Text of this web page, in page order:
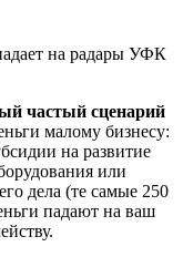
на радары УФК
частый сценарий
малому бизнесу:
на развитие
или
дела (те самые 250
падают на ваш